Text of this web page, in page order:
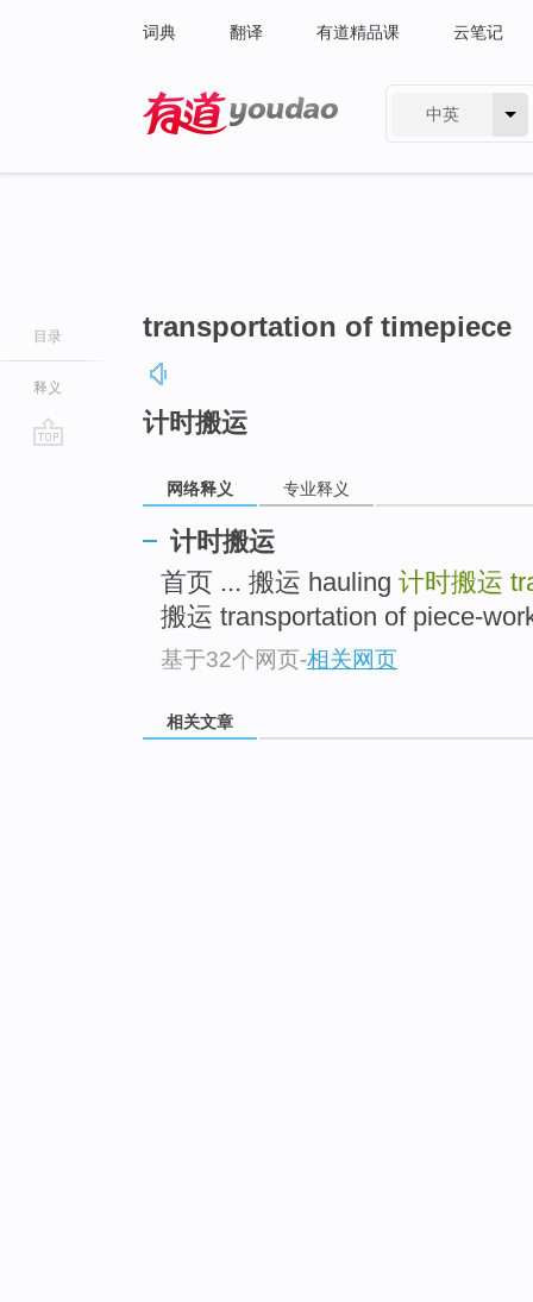
词典 翻译 有道精品课 云笔记
中英
目录
释义
transportation of timepiece
计时搬运
网络释义 专业释义
计时搬运
首页 ... 搬运 hauling 计时搬运
搬运 transportation of piece-
基于32个网页-相关网页
相关文章